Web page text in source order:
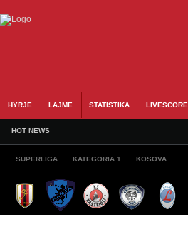
HYRJE LAJME STATISTIKA LIVESCORE
HOT NEWS
SUPERLIGA KATEGORIA 1 KOSOVA